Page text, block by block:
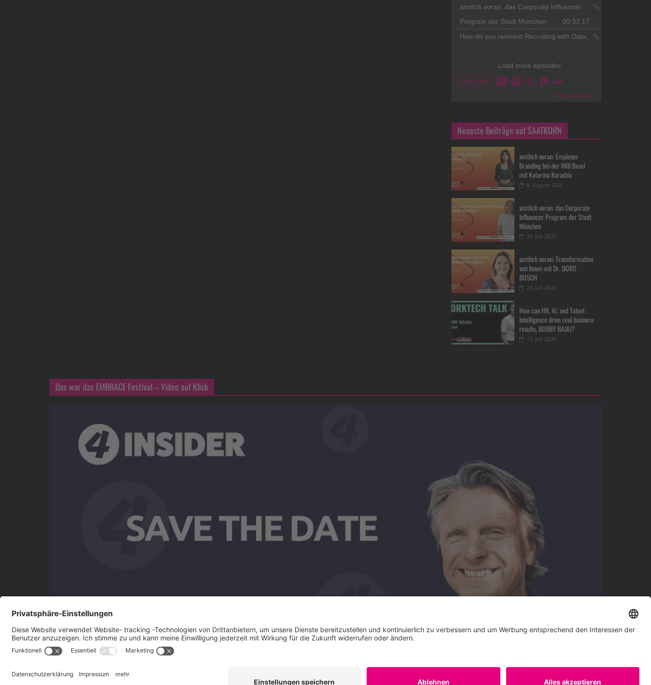
Neueste Beiträge auf SAATKORN
amtlich voran: Employer
Branding bei der IWB Basel
mit Katarina Karadzic
6. August 2026
amtlich voran: das Corporate
Influencer Program der Stadt
München
30. Juli 2026
amtlich voran: Transformation
von Innen mit Dr. DORIT
BOSCH
23. Juli 2026
How can HR, AI, and Talent
Intelligence drive real business
results, BOBBY BAJAJ?
17. Juli 2026
Das war das EMBRACE Festival – Video auf Klick